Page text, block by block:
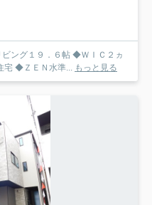
ング１９．６帖 ◆ＷＩＣ２ヵ
宅 ◆ＺＥＮ水準... もっと見る